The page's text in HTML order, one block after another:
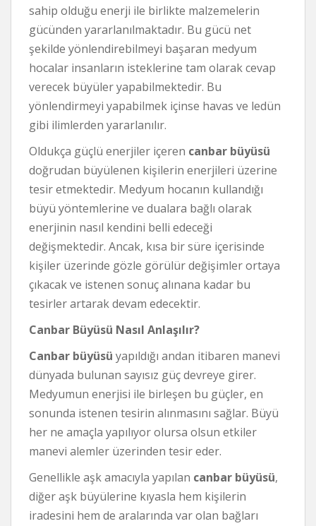
sahip olduğu enerji ile birlikte malzemelerin
gücünden yararlanılmaktadır. Bu gücü net
şekilde yönlendirebilmeyi başaran medyum
hocalar insanların isteklerine tam olarak cevap
verecek büyüler yapabilmektedir. Bu
yönlendirmeyi yapabilmek içinse havas ve ledün
gibi ilimlerden yararlanılır.
Oldukça güçlü enerjiler içeren canbar büyüsü
doğrudan büyülenen kişilerin enerjileri üzerine
tesir etmektedir. Medyum hocanın kullandığı
büyü yöntemlerine ve dualara bağlı olarak
enerjinin nasıl kendini belli edeceği
değişmektedir. Ancak, kısa bir süre içerisinde
kişiler üzerinde gözle görülür değişimler ortaya
çıkacak ve istenen sonuç alınana kadar bu
tesirler artarak devam edecektir.
Canbar Büyüsü Nasıl Anlaşılır?
Canbar büyüsü yapıldığı andan itibaren manevi
dünyada bulunan sayısız güç devreye girer.
Medyumun enerjisi ile birleşen bu güçler, en
sonunda istenen tesirin alınmasını sağlar. Büyü
her ne amaçla yapılıyor olursa olsun etkiler
manevi alemler üzerinden tesir eder.
Genellikle aşk amacıyla yapılan canbar büyüsü,
diğer aşk büyülerine kıyasla hem kişilerin
iradesini hem de aralarında var olan bağları